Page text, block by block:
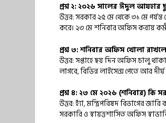
প্রশ্ন ২: ২০২৬ সালের ঈদুল
উত্তর: সরকার ২৫ মে থেকে ৩১ মে
করে। ২৩ মে শনিবার অফিস করায়
প্রশ্ন ৩: শনিবার অফিস খোলা
উত্তর: সপ্তাহে ছয় দিন অফিস চালু
লাগবে, বিভিন্ন লাইসেন্স পেতে আর
প্রশ্ন ৪: ২৩ মে ২০২৬ (শনিবার) কি
উত্তর: হ্যাঁ, মন্ত্রিপরিষদ বিভাগের
সরকারি ও স্বায়ত্তশাসিত অফিস